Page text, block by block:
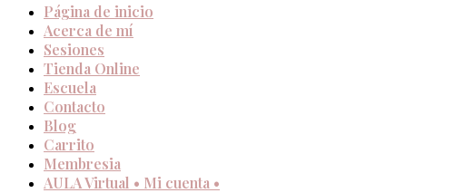
Página de inicio
Acerca de mí
Sesiones
Tienda Online
Escuela
Contacto
Blog
Carrito
Membresia
AULA Virtual • Mi cuenta •